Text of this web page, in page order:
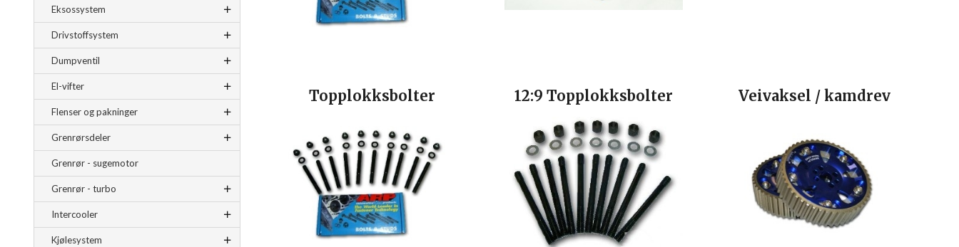
Eksossystem
Drivstoffsystem
Dumpventil
El-vifter
Flenser og pakninger
Grenrørsdeler
Grenrør - sugemotor
Grenrør - turbo
Intercooler
Kjølesystem
Topplokksbolter 12:9 Topplokksbolter Veivaksel / kamdrev